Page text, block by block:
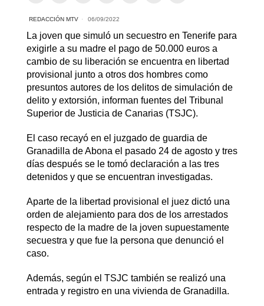
REDACCIÓN MTV 06/09/2022
La joven que simuló un secuestro en Tenerife para
exigirle a su madre el pago de 50.000 euros a
cambio de su liberación se encuentra en libertad
provisional junto a otros dos hombres como
presuntos autores de los delitos de simulación de
delito y extorsión, informan fuentes del Tribunal
Superior de Justicia de Canarias (TSJC).
El caso recayó en el juzgado de guardia de
Granadilla de Abona el pasado 24 de agosto y tres
días después se le tomó declaración a las tres
detenidos y que se encuentran investigadas.
Aparte de la libertad provisional el juez dictó una
orden de alejamiento para dos de los arrestados
respecto de la madre de la joven supuestamente
secuestra y que fue la persona que denunció el
caso.
Además, según el TSJC también se realizó una
entrada y registro en una vivienda de Granadilla.